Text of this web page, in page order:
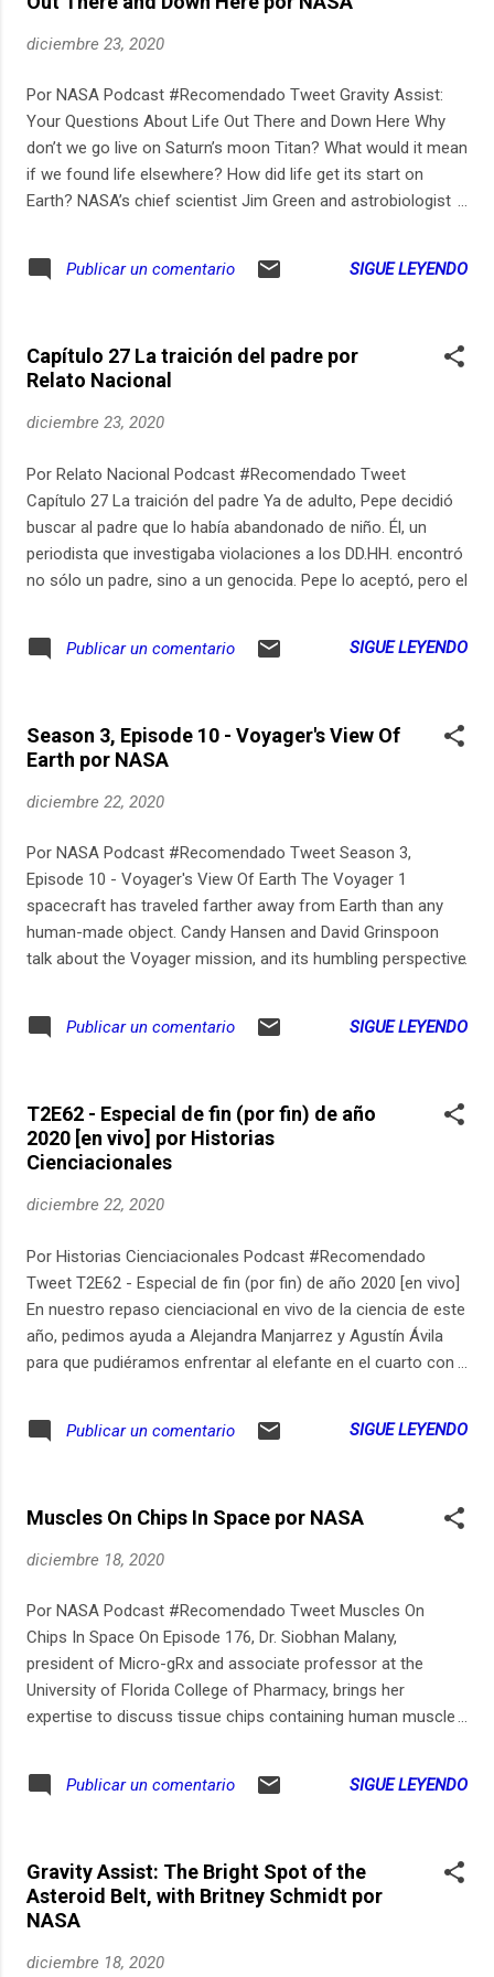
diciembre 23, 2020
Por NASA Podcast #Recomendado Tweet Gravity Assist:
Your Questions About Life Out There and Down Here Why
don’t we go live on Saturn’s moon Titan? What would it mean
if we found life elsewhere? How did life get its start on
Earth? NASA’s chief scientist Jim Green and astrobiologist
from social media.
Publicar un comentario SIGUE LEYENDO
Capítulo 27 La traición del padre por
Relato Nacional
diciembre 23, 2020
Por Relato Nacional Podcast #Recomendado Tweet
Capítulo 27 La traición del padre Ya de adulto, Pepe decidió
buscar al padre que lo había abandonado de niño. Él, un
periodista que investigaba violaciones a los DD.HH. encontró
no sólo un padre, sino a un genocida. Pepe lo aceptó, pero el
Publicar un comentario SIGUE LEYENDO
Season 3, Episode 10 - Voyager's View Of
Earth por NASA
diciembre 22, 2020
Por NASA Podcast #Recomendado Tweet Season 3,
Episode 10 - Voyager's View Of Earth The Voyager 1
spacecraft has traveled farther away from Earth than any
human-made object. Candy Hansen and David Grinspoon
talk about the Voyager mission, and its humbling perspective
Publicar un comentario SIGUE LEYENDO
T2E62 - Especial de fin (por fin) de año
2020 [en vivo] por Historias
Cienciacionales
diciembre 22, 2020
Por Historias Cienciacionales Podcast #Recomendado
Tweet T2E62 - Especial de fin (por fin) de año 2020 [en vivo]
En nuestro repaso cienciacional en vivo de la ciencia de este
año, pedimos ayuda a Alejandra Manjarrez y Agustín Ávila
para que pudiéramos enfrentar al elefante en el cuarto con
inaudito 2020 llega a su fin (por fin) y nosotros los invitamos
importante de la ciencia de la pandemia 18:43 - Lo más
cienciacional de la ciencia (no de la pandemia) 01:05:03 -
Despedidas y agradecimientos Invitados: Alejandra
Manjarrez y Agustín Ávila Voces y contenido: Sofía Flores,
Rodrigo Pacheco y Víctor Hernández Producción: Sofía
Flores, Rodrigo Pacheco y Víctor Hernández Edición: Víctor
Hernández Voz en la rúbrica: Valeri...
Publicar un comentario SIGUE LEYENDO
Muscles On Chips In Space por NASA
diciembre 18, 2020
Por NASA Podcast #Recomendado Tweet Muscles On
Chips In Space On Episode 176, Dr. Siobhan Malany,
president of Micro-gRx and associate professor at the
University of Florida College of Pharmacy, brings her
expertise to discuss tissue chips containing human muscle
Station for investigation.
Publicar un comentario SIGUE LEYENDO
Gravity Assist: The Bright Spot of the
Asteroid Belt, with Britney Schmidt por
NASA
diciembre 18, 2020